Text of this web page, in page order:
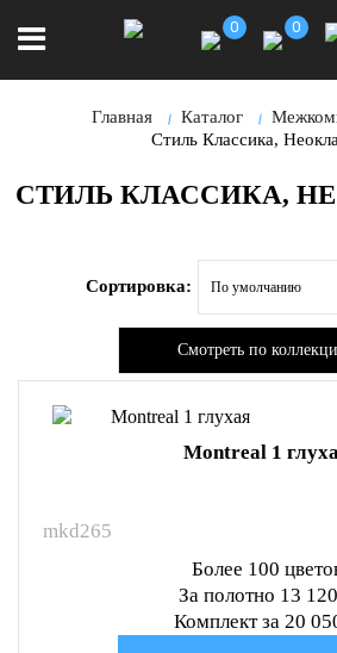
0 0
Главная Каталог
Стиль Классика,
СТИЛЬ КЛАССИКА,
Сортировка:
Смотреть по
Montreal 1
mkd265
Более 100
За полотно 13
Комплект за 20